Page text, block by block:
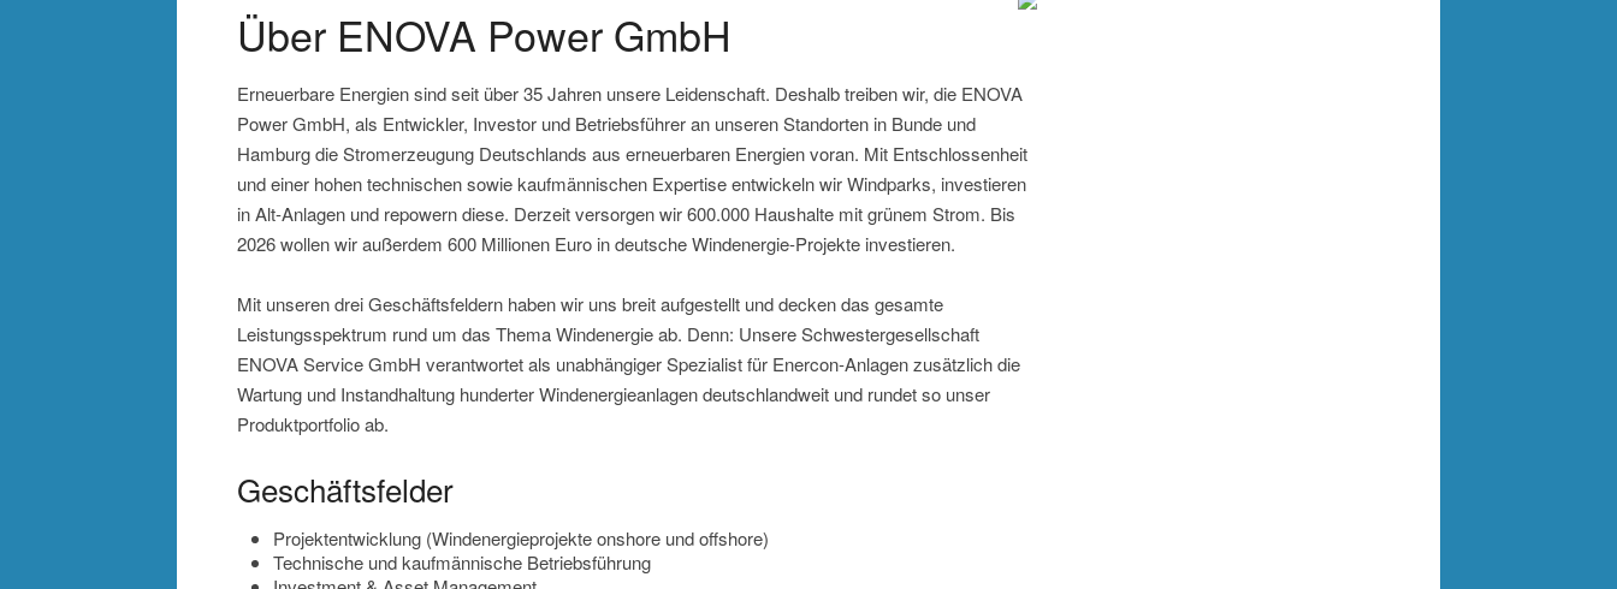
Über ENOVA Power GmbH
Erneuerbare Energien sind seit über 35 Jahren unsere Leidenschaft. Deshalb treiben wir, die ENOVA
Power GmbH, als Entwickler, Investor und Betriebsführer an unseren Standorten in Bunde und
Hamburg die Stromerzeugung Deutschlands aus erneuerbaren Energien voran. Mit Entschlossenheit
und einer hohen technischen sowie kaufmännischen Expertise entwickeln wir Windparks, investieren
in Alt-Anlagen und repowern diese. Derzeit versorgen wir 600.000 Haushalte mit grünem Strom. Bis
2026 wollen wir außerdem 600 Millionen Euro in deutsche Windenergie-Projekte investieren.
Mit unseren drei Geschäftsfeldern haben wir uns breit aufgestellt und decken das gesamte
Leistungsspektrum rund um das Thema Windenergie ab. Denn: Unsere Schwestergesellschaft
ENOVA Service GmbH verantwortet als unabhängiger Spezialist für Enercon-Anlagen zusätzlich die
Wartung und Instandhaltung hunderter Windenergieanlagen deutschlandweit und rundet so unser
Produktportfolio ab.
Geschäftsfelder
Projektentwicklung (Windenergieprojekte onshore und offshore)
Technische und kaufmännische Betriebsführung